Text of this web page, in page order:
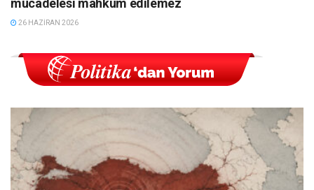
mücadelesi mahkum edilemez
26 HAZIRAN 2026